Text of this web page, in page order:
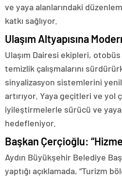
ve yaya alanlarındaki
katkı sağlıyor.
Ulaşım Altyapısına
Ulaşım Dairesi ekipleri, otobüs
temizlik çalışmalarını
sinyalizasyon sistemlerini
artırıyor. Yaya geçitleri ve yol
iyileştirmelerle sürücü ve
hedefleniyor.
Başkan Çerçioğlu:
Aydın Büyükşehir Belediye
yaptığı açıklamada, “Turizm